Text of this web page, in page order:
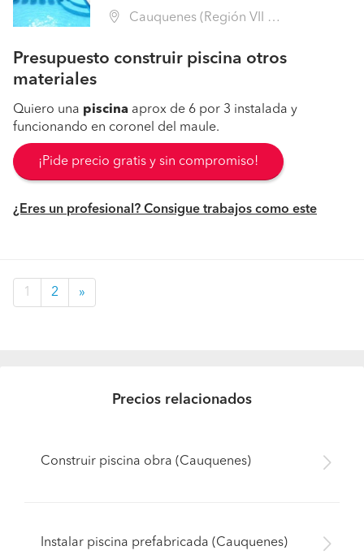
Cauquenes (Región VII Maule - Cauquenes)
Presupuesto construir piscina otros
materiales
Quiero una piscina aprox de 6 por 3 instalada y
funcionando en coronel del maule.
¡Pide precio gratis y sin compromiso!
¿Eres un profesional? Consigue trabajos como este
1 2 »
Precios relacionados
Construir piscina obra (Cauquenes)
Instalar piscina prefabricada (Cauquenes)